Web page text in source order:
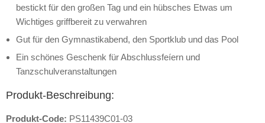
bestickt für den großen Tag und ein hübsches Etwas um
Wichtiges griffbereit zu verwahren
Gut für den Gymnastikabend, den Sportklub und das Pool
Ein schönes Geschenk für Abschlussfeíern und
Tanzschulveranstaltungen
Produkt-Beschreibung:
Produkt-Code: PS11439C01-03